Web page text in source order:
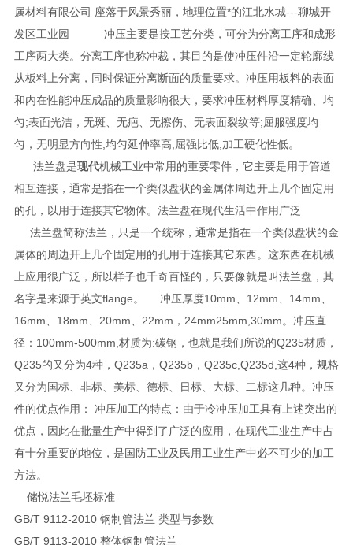
属材料有限公司 座落于风景秀丽，地理位置*的江北水城---聊城开
发区工业园
冲压主要是按工艺分类，可分为分离工序和成形
工序两大类。分离工序也称冲裁，其目的是使冲压件沿一定轮廓线
从板料上分离，同时保证分离断面的质量要求。冲压用板料的表面
和内在性能冲压成品的质量影响很大，要求冲压材料厚度精确、均
匀;表面光洁，无斑、无疤、无擦伤、无表面裂纹等;屈服强度均
匀，无明显方向性;均匀延伸率高;屈强比低;加工硬化性低。
法兰盘是现代机械工业中常用的重要零件，它主要是用于管道
相互连接，通常是指在一个类似盘状的金属体周边开上几个固定用
的孔，以用于连接其它物体。法兰盘在现代生活中作用广泛
法兰盘简称法兰，只是一个统称，通常是指在一个类似盘状的金
属体的周边开上几个固定用的孔用于连接其它东西。这东西在机械
上应用很广泛，所以样子也千奇百怪的，只要像就是叫法兰盘，其
名字是来源于英文flange。 冲压厚度10mm、12mm、14mm、
16mm、18mm、20mm、22mm，24mm25mm,30mm。冲压直
径：100mm-500mm,材质为:碳钢，也就是我们所说的Q235材质，
Q235的又分为4种，Q235a，Q235b，Q235c,Q235d,这4种，规格
又分为国标、非标、美标、德标、日标、大标、二标这几种。冲压
件的优点作用： 冲压加工的特点：由于冷冲压加工具有上述突出的
优点，因此在批量生产中得到了广泛的应用，在现代工业生产中占
有十分重要的地位，是国防工业及民用工业生产中必不可少的加工
方法。
储悦法兰毛坯标准
GB/T 9112-2010 钢制管法兰 类型与参数
GB/T 9113-2010 整体钢制管法兰